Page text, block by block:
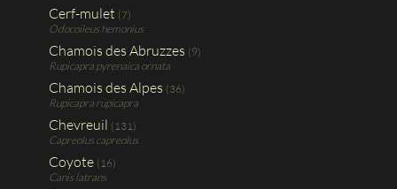
Cerf-mulet (7)
Odocoileus hemonius
Chamois des Abruzzes (9)
Rupicapra pyrenaica ornata
Chamois des Alpes (36)
Rupicapra rupicapra
Chevreuil (131)
Capreolus capreolus
Coyote (16)
Canis latrans